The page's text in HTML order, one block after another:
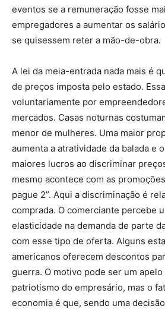
eventos se a remuneração fosse
empregadores a aumentar os
se quisessem reter a mão-de-obra.
A lei da meia-entrada nada mais é
de preços imposta pelo estado.
voluntariamente por
mercados. Casas noturnas
menor de mulheres. Uma maior
aumenta a atratividade da balada e
maiores lucros ao discriminar
mesmo acontece com as
pague 2”. Aqui a discriminação é
comprada. O comerciante percebe
elasticidade na demanda de parte
com esse tipo de oferta. Alguns
americanos oferecem descontos
guerra. O motivo pode ser um
patriotismo do empresário, mas o
economia é que, sendo uma